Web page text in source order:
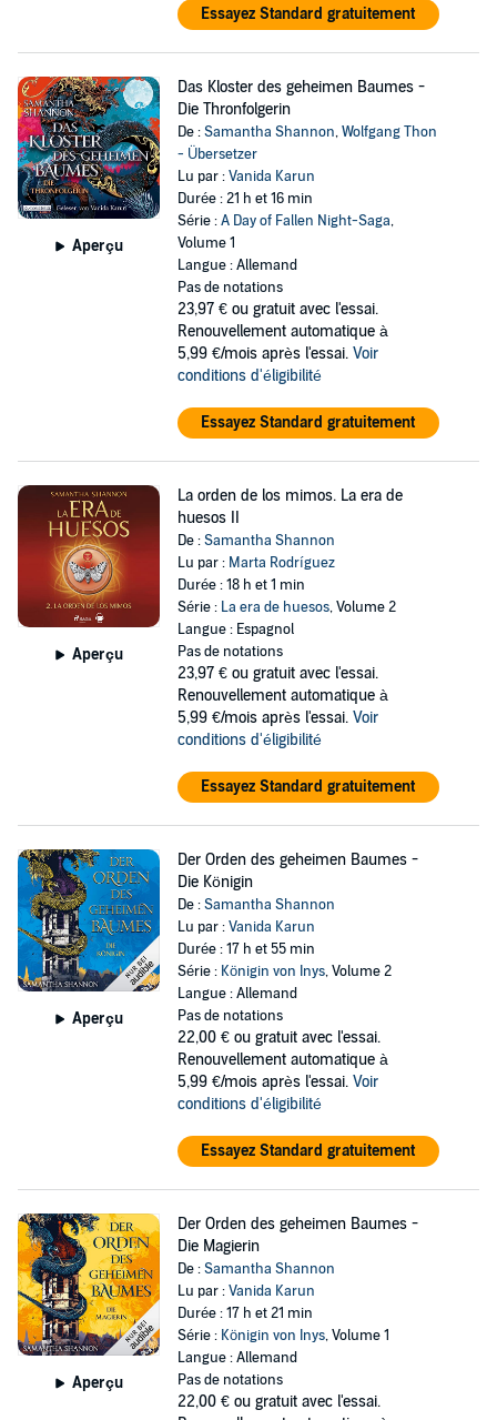
Essayez Standard gratuitement
Aperçu
Das Kloster des geheimen Baumes -
Die Thronfolgerin
De :Samantha Shannon,Wolfgang Thon
- Übersetzer
Lu par :Vanida Karun
Durée : 21 h et 16 min
Série :A Day of Fallen Night-Saga,
Volume 1
Langue : Allemand
Pas de notations
23,97 € ou gratuit avec l'essai.
Renouvellement automatique à
5,99 €/mois après l'essai. Voir
conditions d'éligibilité
Essayez Standard gratuitement
Aperçu
La orden de los mimos. La era de
huesos II
De :Samantha Shannon
Lu par : Marta Rodríguez
Durée : 18 h et 1 min
Série : La era de huesos, Volume 2
Langue : Espagnol
Pas de notations
23,97 € ou gratuit avec l'essai.
Renouvellement automatique à
5,99 €/mois après l'essai. Voir
conditions d'éligibilité
Essayez Standard gratuitement
Aperçu
Der Orden des geheimen Baumes -
Die Königin
De :Samantha Shannon
Lu par :Vanida Karun
Durée : 17 h et 55 min
Série : Königin von Inys, Volume 2
Langue : Allemand
Pas de notations
22,00 € ou gratuit avec l'essai.
Renouvellement automatique à
5,99 €/mois après l'essai. Voir
conditions d'éligibilité
Essayez Standard gratuitement
Aperçu
Der Orden des geheimen Baumes -
Die Magierin
De :Samantha Shannon
Lu par :Vanida Karun
Durée : 17 h et 21 min
Série : Königin von Inys, Volume 1
Langue : Allemand
Pas de notations
22,00 € ou gratuit avec l'essai.